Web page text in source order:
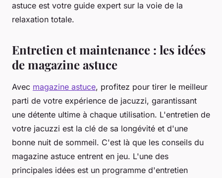
astuce est votre guide expert sur la voie de la
relaxation totale.
Entretien et maintenance : les idées
de magazine astuce
Avec magazine astuce, profitez pour tirer le meilleur
parti de votre expérience de jacuzzi, garantissant
une détente ultime à chaque utilisation. L'entretien de
votre jacuzzi est la clé de sa longévité et d'une
bonne nuit de sommeil. C'est là que les conseils du
magazine astuce entrent en jeu. L'une des
principales idées est un programme d'entretien